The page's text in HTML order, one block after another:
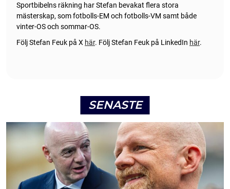
Sportbibelns räkning har Stefan bevakat flera stora
mästerskap, som fotbolls-EM och fotbolls-VM samt både
vinter-OS och sommar-OS.
Följ Stefan Feuk på X här. Följ Stefan Feuk på LinkedIn här.
SENASTE